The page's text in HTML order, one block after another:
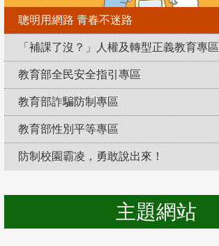
聰明用網路 青春不迷路
「補課了沒？」人權及轉型正義教育專區
教育部全民安全指引專區
教育部詐騙防制專區
教育部性別平等專區
防制校園霸凌，勇敢說出來！
主題網站